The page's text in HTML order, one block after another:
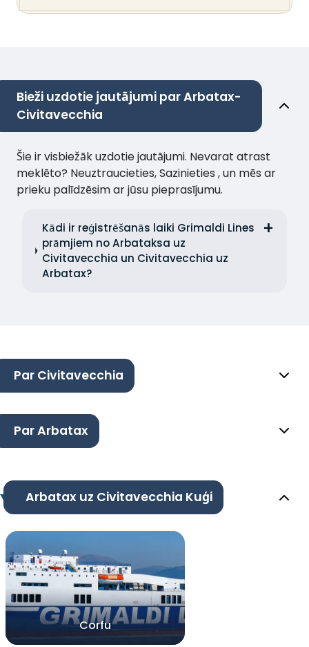
Bieži uzdotie jautājumi par Arbatax-
Civitavecchia
Šie ir visbiežāk uzdotie jautājumi. Nevarat atrast
meklēto? Neuztraucieties, Sazinieties , un mēs ar
prieku palīdzēsim ar jūsu pieprasījumu.
Kādi ir reģistrēšanās laiki Grimaldi Lines
prāmjiem no Arbataksa uz
Civitavecchia un Civitavecchia uz
Arbatax?
Par Civitavecchia
Par Arbatax
Arbatax uz Civitavecchia Kuģi
Corfu